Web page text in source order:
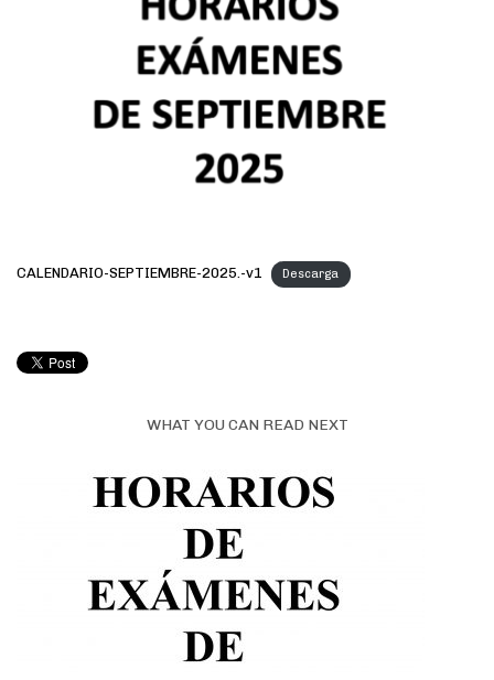
CALENDARIO-SEPTIEMBRE-2025.-v1 Descarga
WHAT YOU CAN READ NEXT